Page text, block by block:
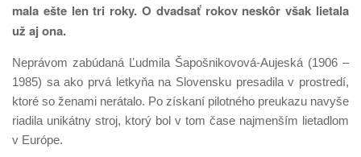
mala ešte len tri roky. O dvadsať rokov neskôr však lietala
už aj ona.
Neprávom zabúdaná Ľudmila Šapošnikovová-Aujeská (1906 –
1985) sa ako prvá letkyňa na Slovensku presadila v prostredí,
ktoré so ženami nerátalo. Po získaní pilotného preukazu navyše
riadila unikátny stroj, ktorý bol v tom čase najmenším lietadlom
v Európe.